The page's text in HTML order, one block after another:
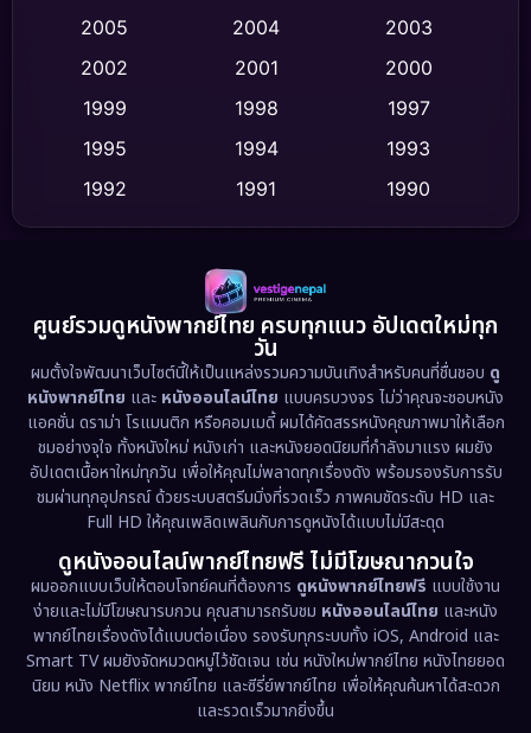
Cult Film
Dance เต้น (10)
Detective สืบสวน (75)
Disaster (13)
Disney+ (5)
Documentary สารคดี (93)
Drama ดราม่า (1,486)
Dystopian (17)
Emotional (61)
Epic มหากาพย์ (221)
Erotic (36)
2005
2004
2003
2002
2001
2000
1999
1998
1997
1995
1994
1993
1992
1991
1990
1989
1988
1986
1983
1978
1962
ศูนย์รวมดูหนังพากย์ไทย ครบทุกแนว อัปเดตใหม่ทุก
วัน
ผมตั้งใจพัฒนาเว็บไซต์นี้ให้เป็นแหล่งรวมความบันเทิงสำหรับคนที่ชื่นชอบ ดู
หนังพากย์ไทย และ หนังออนไลน์ไทย แบบครบวงจร ไม่ว่าคุณจะชอบหนัง
แอคชั่น ดราม่า โรแมนติก หรือคอมเมดี้ ผมได้คัดสรรหนังคุณภาพมาให้เลือก
ชมอย่างจุใจ ทั้งหนังใหม่ หนังเก่า และหนังยอดนิยมที่กำลังมาแรง ผมยัง
อัปเดตเนื้อหาใหม่ทุกวัน เพื่อให้คุณไม่พลาดทุกเรื่องดัง พร้อมรองรับการรับ
ชมผ่านทุกอุปกรณ์ ด้วยระบบสตรีมมิ่งที่รวดเร็ว ภาพคมชัดระดับ HD และ
Full HD ให้คุณเพลิดเพลินกับการดูหนังได้แบบไม่มีสะดุด
ดูหนังออนไลน์พากย์ไทยฟรี ไม่มีโฆษณากวนใจ
ผมออกแบบเว็บให้ตอบโจทย์คนที่ต้องการ ดูหนังพากย์ไทยฟรี แบบใช้งาน
ง่ายและไม่มีโฆษณารบกวน คุณสามารถรับชม หนังออนไลน์ไทย และหนัง
พากย์ไทยเรื่องดังได้แบบต่อเนื่อง รองรับทุกระบบทั้ง iOS, Android และ
Smart TV ผมยังจัดหมวดหมู่ไว้ชัดเจน เช่น หนังใหม่พากย์ไทย หนังไทยยอด
นิยม หนัง Netflix พากย์ไทย และซีรี่ย์พากย์ไทย เพื่อให้คุณค้นหาได้สะดวก
และรวดเร็วมากยิ่งขึ้น